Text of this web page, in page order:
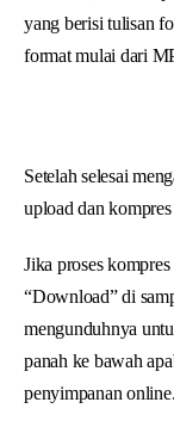
yang berisi tulisan
format mulai dari
Setelah selesai
upload dan
Jika proses
“Download” di
mengunduhnya
panah ke bawah
penyimpanan online.